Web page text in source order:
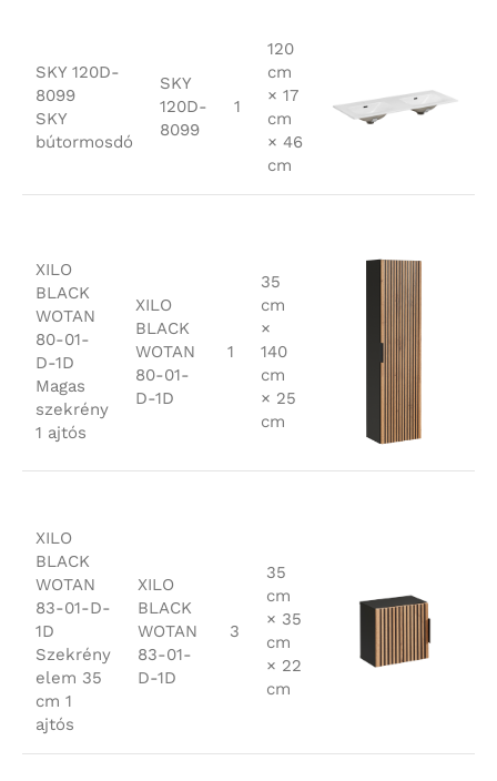
SKY 120D-
8099
SKY
bútormosdó
SKY
120D-
8099
1
120
cm
× 17
cm
× 46
cm
XILO
BLACK
WOTAN
80-01-
D-1D
Magas
szekrény
1 ajtós
XILO
BLACK
WOTAN
80-01-
D-1D
1
35
cm
×
140
cm
× 25
cm
XILO
BLACK
WOTAN
83-01-D-
1D
Szekrény
elem 35
cm 1
ajtós
XILO
BLACK
WOTAN
83-01-
D-1D
3
35
cm
× 35
cm
× 22
cm